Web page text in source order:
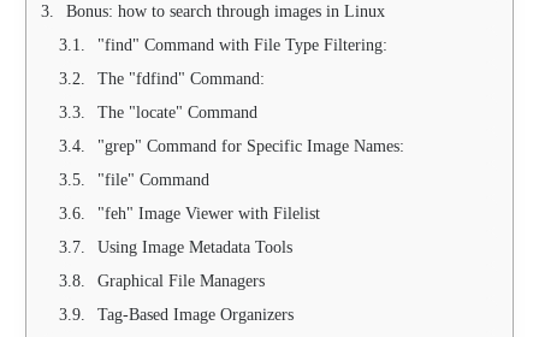
Bonus: how to search through images in Linux
"find" Command with File Type Filtering:
The "fdfind" Command:
The "locate" Command
"grep" Command for Specific Image Names:
"file" Command
"feh" Image Viewer with Filelist
Using Image Metadata Tools
Graphical File Managers
Tag-Based Image Organizers